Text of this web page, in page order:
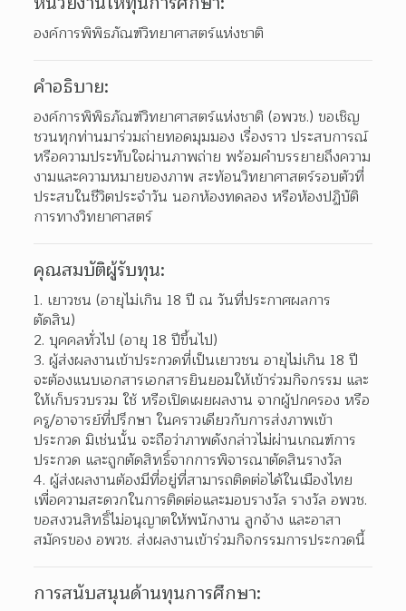
องค์การพิพิธภัณฑ์วิทยาศาสตร์แห่งชาติ
คำอธิบาย:
องค์การพิพิธภัณฑ์วิทยาศาสตร์แห่งชาติ (อพวช.) ขอเชิญ
ชวนทุกท่านมาร่วมถ่ายทอดมุมมอง เรื่องราว ประสบการณ์
หรือความประทับใจผ่านภาพถ่าย พร้อมคำบรรยายถึงความ
งามและความหมายของภาพ สะท้อนวิทยาศาสตร์รอบตัวที่
ประสบในชีวิตประจำวัน นอกห้องทดลอง หรือห้องปฏิบัติ
การทางวิทยาศาสตร์
คุณสมบัติผู้รับทุน:
เยาวชน (อายุไม่เกิน 18 ปี ณ วันที่ประกาศผลการ
ตัดสิน)
บุคคลทั่วไป (อายุ 18 ปีขึ้นไป)
ผู้ส่งผลงานเข้าประกวดที่เป็นเยาวชน อายุไม่เกิน 18 ปี
จะต้องแนบเอกสารเอกสารยินยอมให้เข้าร่วมกิจกรรม และ
ให้เก็บรวบรวม ใช้ หรือเปิดเผยผลงาน จากผู้ปกครอง หรือ
ครู/อาจารย์ที่ปรึกษา ในคราวเดียวกับการส่งภาพเข้า
ประกวด มิเช่นนั้น จะถือว่าภาพดังกล่าวไม่ผ่านเกณฑ์การ
ประกวด และถูกตัดสิทธิ์จากการพิจารณาตัดสินรางวัล
ผู้ส่งผลงานต้องมีที่อยู่ที่สามารถติดต่อได้ในเมืองไทย
เพื่อความสะดวกในการติดต่อและมอบรางวัล รางวัล อพวช.
ขอสงวนสิทธิ์ไม่อนุญาตให้พนักงาน ลูกจ้าง และอาสา
การสนับสนุนด้านทุนการศึกษา: